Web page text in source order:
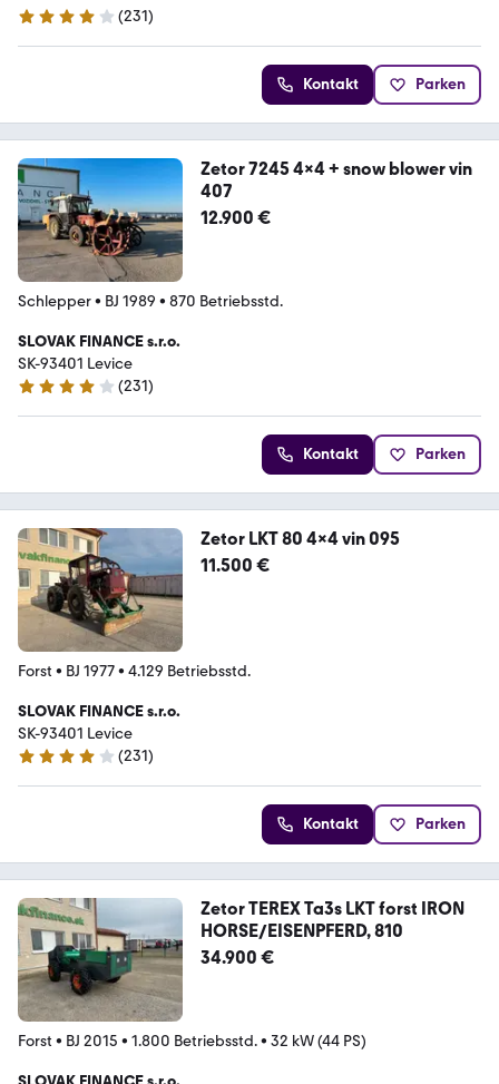
4.2 Sterne
(231)
Kontakt Parken
Zetor 7245 4x4 + snow blower vin
407
12.900 €
Schlepper• BJ 1989 • 870 Betriebsstd.
SLOVAK FINANCE s.r.o.
SK-93401 Levice
4.2 Sterne
(231)
Kontakt Parken
Zetor LKT 80 4x4 vin 095
11.500 €
Forst • BJ 1977• 4.129 Betriebsstd.
SLOVAK FINANCE s.r.o.
SK-93401 Levice
4.2 Sterne
(231)
Kontakt Parken
Zetor TEREX Ta3s LKT forst IRON
HORSE/EISENPFERD, 810
34.900 €
Forst • BJ 2015 • 1.800 Betriebsstd.• 32 kW (44 PS)